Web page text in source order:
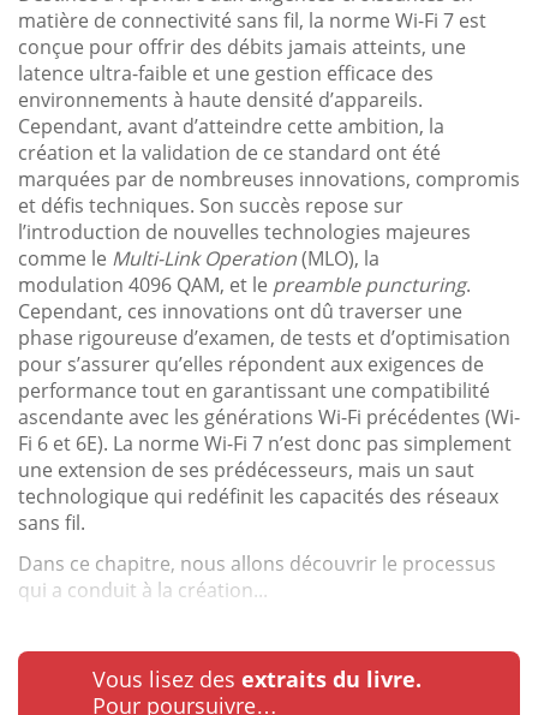
matière de connectivité sans fil, la norme Wi-Fi 7 est
conçue pour offrir des débits jamais atteints, une
latence ultra-faible et une gestion efficace des
environnements à haute densité d’appareils.
Cependant, avant d’atteindre cette ambition, la
création et la validation de ce standard ont été
marquées par de nombreuses innovations, compromis
et défis techniques. Son succès repose sur
l’introduction de nouvelles technologies majeures
comme le Multi-Link Operation(MLO), la
modulation 4096 QAM, et le preamble puncturing.
Cependant, ces innovations ont dû traverser une
phase rigoureuse d’examen, de tests et d’optimisation
pour s’assurer qu’elles répondent aux exigences de
performance tout en garantissant une compatibilité
ascendante avec les générations Wi-Fi précédentes (Wi-
Fi 6 et 6E). La norme Wi-Fi 7 n’est donc pas simplement
une extension de ses prédécesseurs, mais un saut
technologique qui redéfinit les capacités des réseaux
sans fil.
Dans ce chapitre, nous allons découvrir le processus
qui a conduit à la création...
Vous lisez des extraits du livre.
Pour poursuivre…